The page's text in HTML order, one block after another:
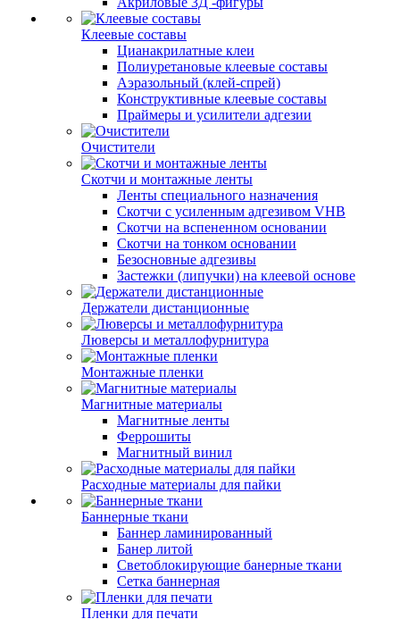
Клеевые составы
Цианакрилатные клеи
Полиуретановые клеевые составы
Аэразольный (клей-спрей)
Конструктивные клеевые составы
Праймеры и усилители адгезии
Очистители
Скотчи и монтажные ленты
Ленты специального назначения
Скотчи с усиленным адгезивом VHB
Скотчи на вспененном основании
Скотчи на тонком основании
Безосновные адгезивы
Застежки (липучки) на клеевой основе
Держатели дистанционные
Люверсы и металлофурнитура
Монтажные пленки
Магнитные материалы
Магнитные ленты
Феррошиты
Магнитный винил
Расходные материалы для пайки
Баннерные ткани
Баннер ламинированный
Банер литой
Светоблокирующие банерные ткани
Сетка баннерная
Пленки для печати